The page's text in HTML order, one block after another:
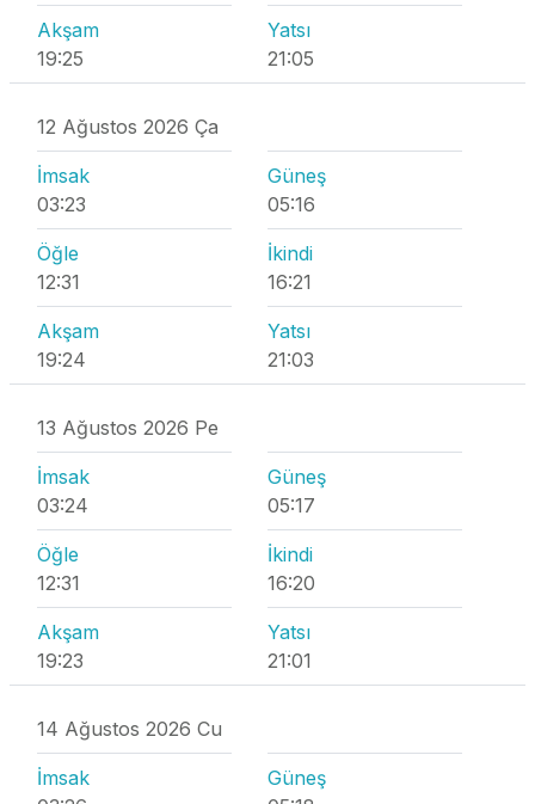
Akşam
19:25
Yatsı
21:05
12 Ağustos 2026 Ça
İmsak
03:23
Güneş
05:16
Öğle
12:31
İkindi
16:21
Akşam
19:24
Yatsı
21:03
13 Ağustos 2026 Pe
İmsak
03:24
Güneş
05:17
Öğle
12:31
İkindi
16:20
Akşam
19:23
Yatsı
21:01
14 Ağustos 2026 Cu
İmsak
Güneş